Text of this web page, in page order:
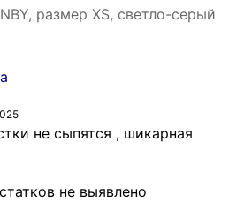
размер XS, светло-серый
не сыпятся , шикарная
не выявлено